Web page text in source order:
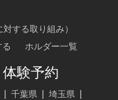
する取り組み）
ホルダー一覧
験予約
千葉県 埼玉県